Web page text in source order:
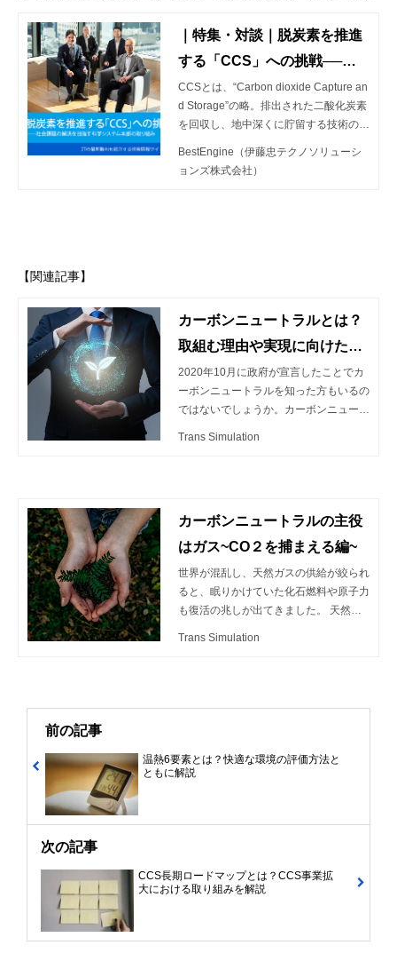
｜特集・対談｜脱炭素を推進
する「CCS」への挑戦──社
会課題の解決を目指す科学シ
ステム本部の取り組み
CCSとは、“Carbon dioxide Capture an
d Storage”の略。排出された二酸化炭素
を回収し、地中深くに貯留する技術のこ
BestEngine（伊藤忠テクノソリューシ
ョンズ株式会社）
【関連記事】
カーボンニュートラルとは？
取組む理由や実現に向けた活
動を解説
2020年10月に政府が宣言したことでカ
ーボンニュートラルを知った方もいるの
ではないでしょうか。カーボンニュート
「カーボンニュートラルの基礎から理解
したい」「カーボンニュートラルで課題
たい」と考える担当者の方もいるのでは
ないでしょうか。 本記事では、カーボ
ンニュートラルの概要や、取組んだほう
がよい理由と実現に向けた活動の内容を
Trans Simulation
カーボンニュートラルの主役
はガス~CO２を捕まえる編~
世界が混乱し、天然ガスの供給が絞られ
ると、眠りかけていた化石燃料や原子力
も復活の兆しが出てきました。 天然ガ
成ガスの生成で転換・共存を図ってゆく
ようです。 ここでは、天然ガスに限ら
Trans Simulation
前の記事
温熱6要素とは？快適な環境の評価方法と
ともに解説
次の記事
CCS長期ロードマップとは？CCS事業拡
大における取り組みを解説